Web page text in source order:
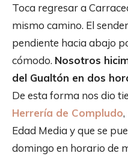
Toca regresar a
mismo camino. El
pendiente hacia abajo
cómodo. Nosotros
del Gualtón en dos
De esta forma nos dio
Herrería de Compludo
Edad Media y que se
domingo en horario de